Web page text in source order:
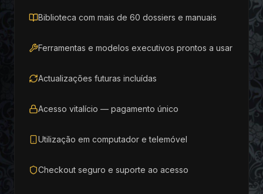
Biblioteca com mais de 60 dossiers e manuais
Ferramentas e modelos executivos prontos a usar
Actualizações futuras incluídas
Acesso vitalício — pagamento único
Utilização em computador e telemóvel
Checkout seguro e suporte ao acesso